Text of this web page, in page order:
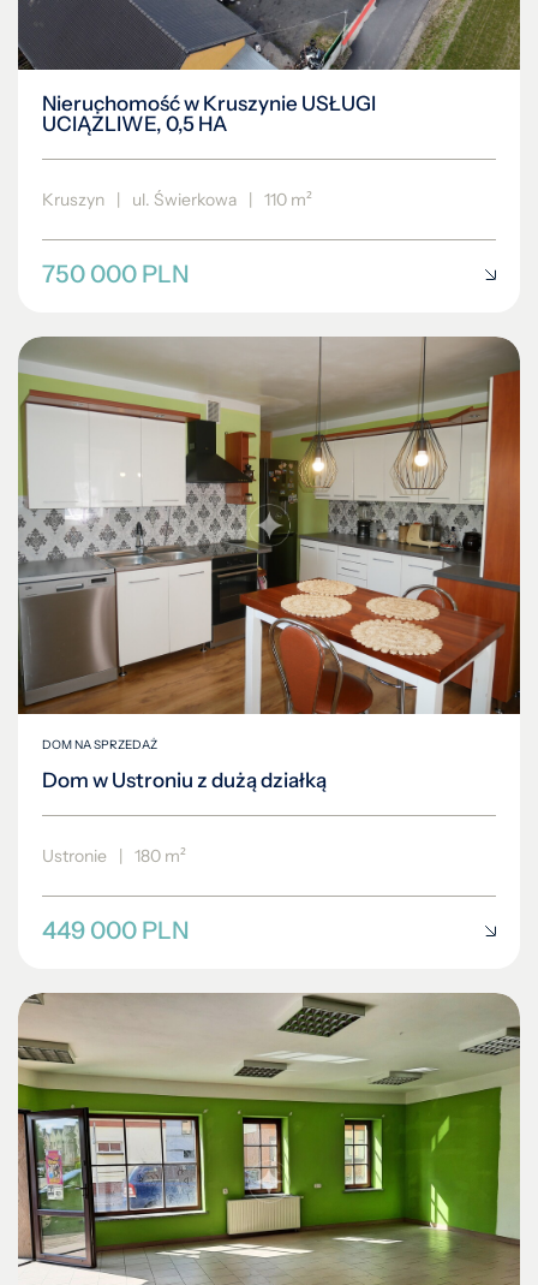
Nieruchomość w Kruszynie USŁUGI
UCIĄŻLIWE, 0,5 HA
Kruszyn ul. Świerkowa 110 m²
750 000 PLN
DOM NA SPRZEDAŻ
Dom w Ustroniu z dużą działką
Ustronie | 180 m²
449 000 PLN